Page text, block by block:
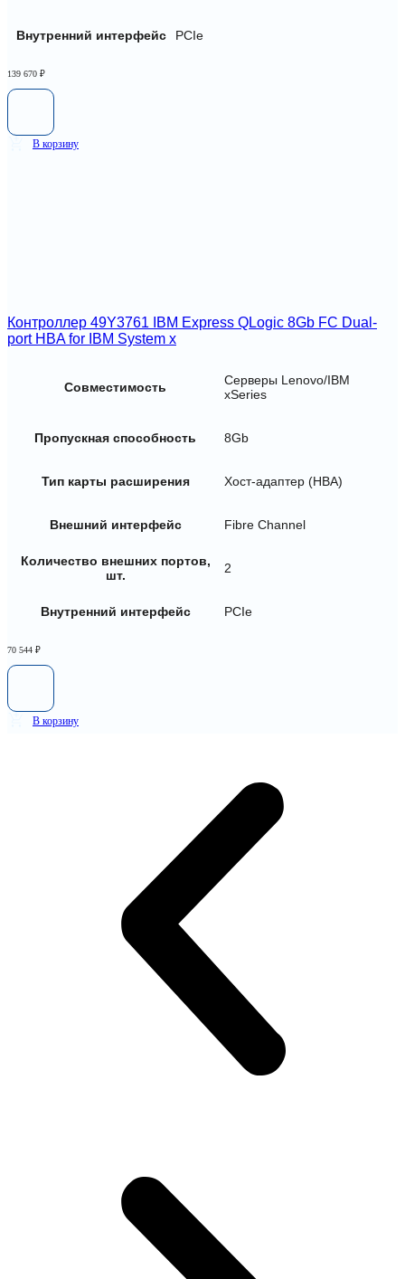
Внутренний интерфейс PCIe
139 670 ₽
В корзину
Контроллер 49Y3761 IBM Express QLogic 8Gb FC Dual-
port HBA for IBM System x
Совместимость
Серверы Lenovo/IBM
xSeries
Пропускная способность 8Gb
Тип карты расширения Хост-адаптер (HBA)
Внешний интерфейс Fibre Channel
Количество внешних портов,
шт.
2
Внутренний интерфейс PCIe
70 544 ₽
В корзину